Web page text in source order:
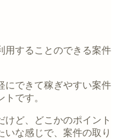
用することのできる案件
にできて稼ぎやすい案件
です。
けど、どこかのポイント
な感じで、案件の取り